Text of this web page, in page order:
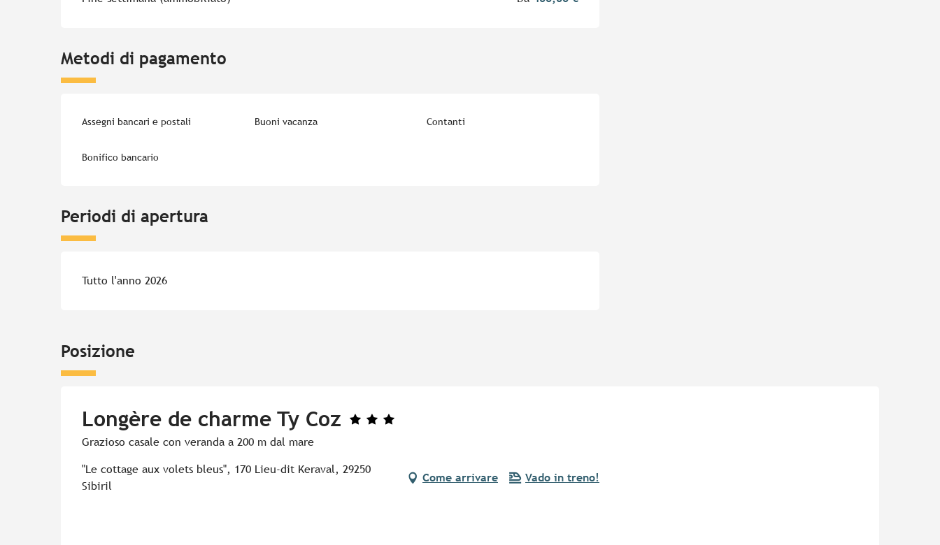
Metodi di pagamento
Assegni bancari e postali Buoni vacanza Contanti
Bonifico bancario
Periodi di apertura
Tutto l'anno 2026
Posizione
Longère de charme Ty Coz
Grazioso casale con veranda a 200 m dal mare
"Le cottage aux volets bleus", 170 Lieu-dit Keraval, 29250
Sibiril
Come arrivare Vado in treno!